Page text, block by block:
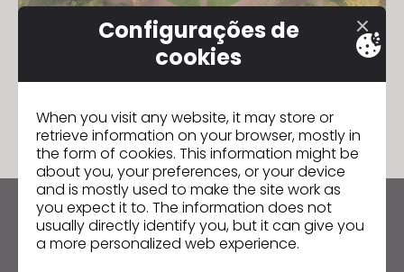
Circular Economy - Vol. 1
21 de abril de 2022
Mantenha-se atualizado com o CLO
Fique por dentro das notícias, promoções, recursos e
Configurações de
cookies
When you visit any website, it may store or
retrieve information on your browser, mostly in
the form of cookies. This information might be
about you, your preferences, or your device
and is mostly used to make the site work as
you expect it to. The information does not
usually directly identify you, but it can give you
a more personalized web experience.